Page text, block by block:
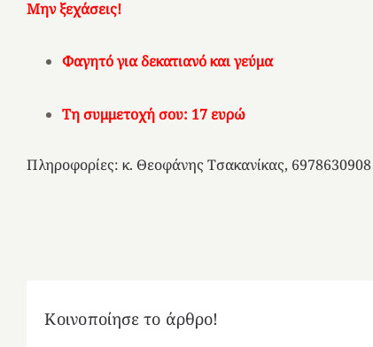
Μην ξεχάσεις!
Φαγητό για δεκατιανό και γεύμα
Τη συμμετοχή σου: 17 ευρώ
Πληροφορίες: κ. Θεοφάνης Τσακανίκας, 6978630908
Κοινοποίησε το άρθρο!